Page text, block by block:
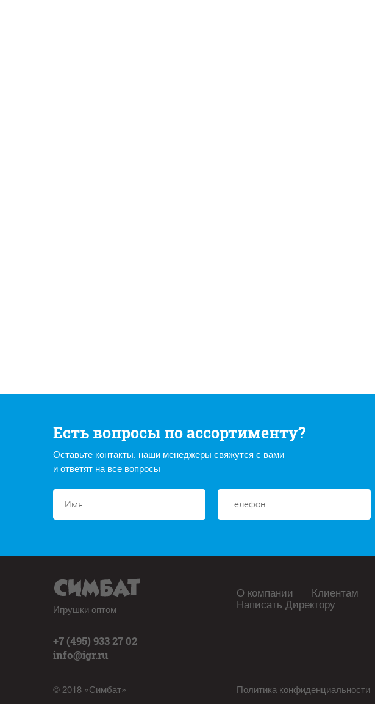
Есть вопросы по ассортименту?
Оставьте контакты, наши менеджеры свяжутся с вами
и ответят на все вопросы
Игрушки оптом
+7 (495) 933 27 02
info@igr.ru
© 2018 «Симбат»
О компании Клиентам
Написать Директору
Политика конфиденциальности